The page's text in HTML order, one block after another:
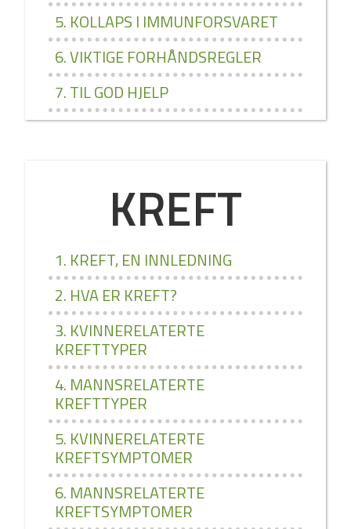
5. KOLLAPS I IMMUNFORSVARET
6. VIKTIGE FORHÅNDSREGLER
7. TIL GOD HJELP
KREFT
1. KREFT, EN INNLEDNING
2. HVA ER KREFT?
3. KVINNERELATERTE
KREFTTYPER
4. MANNSRELATERTE
KREFTTYPER
5. KVINNERELATERTE
KREFTSYMPTOMER
6. MANNSRELATERTE
KREFTSYMPTOMER